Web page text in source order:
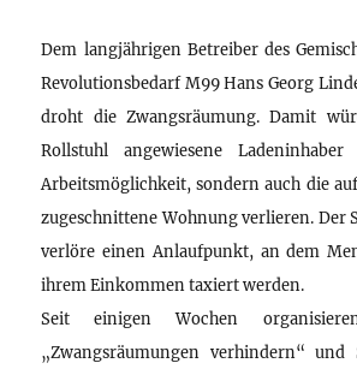
Dem langjährigen Betreiber des
Revolutionsbedarf M99 Hans Georg
droht die Zwangsräumung. Damit
Rollstuhl angewiesene
Arbeitsmöglichkeit, sondern auch die
zugeschnittene Wohnung verlieren. Der
verlöre einen Anlaufpunkt, an dem
ihrem Einkommen taxiert werden.
Seit einigen Wochen
„Zwangsräumungen verhindern“ und